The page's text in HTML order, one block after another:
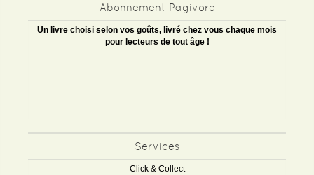
Abonnement Pagivore
Un livre choisi selon vos goûts, livré chez vous chaque mois
pour lecteurs de tout âge !
Services
Click & Collect